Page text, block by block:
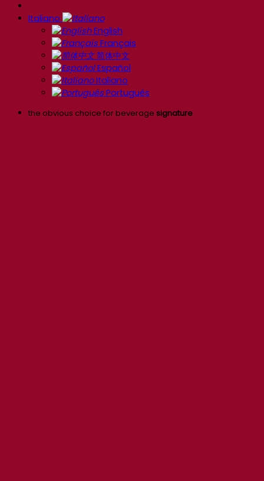
Italiano
English
Français
简体中文
Español
Italiano
Português
the obvious choice for beverage signature